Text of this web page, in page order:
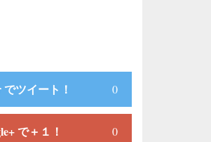
ツイート！ 0
で＋１！ 0